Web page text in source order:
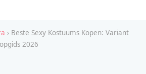
› Beste Sexy Kostuums Kopen: Variant
2026